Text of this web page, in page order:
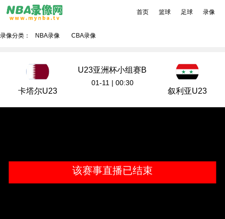
首页 篮球 足球 录像
录像分类： NBA录像 CBA录像
卡塔尔U23
U23亚洲杯小组赛B
组
01-11 | 00:30
叙利亚U23
该赛事直播已结束